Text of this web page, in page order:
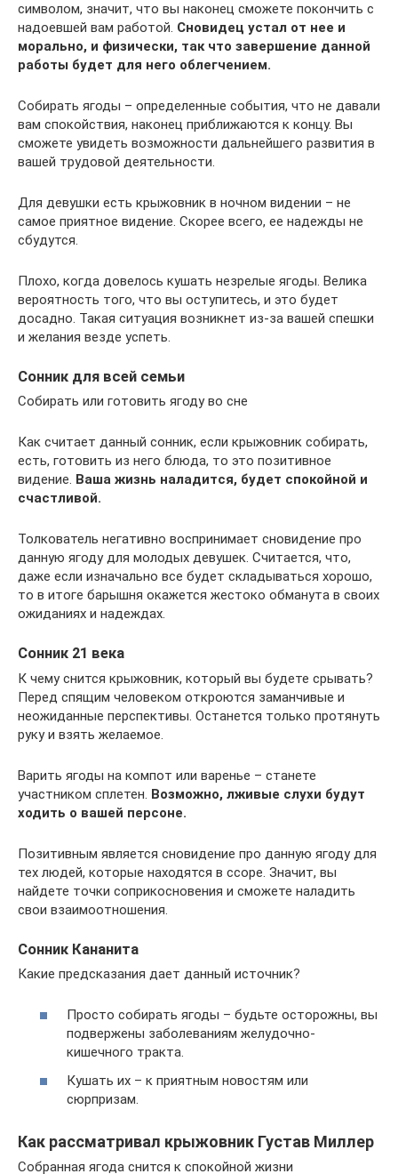
символом, значит, что вы наконец сможете покончить с
надоевшей вам работой. Сновидец устал от нее и
морально, и физически, так что завершение данной
работы будет для него облегчением.
Собирать ягоды – определенные события, что не давали
вам спокойствия, наконец приближаются к концу. Вы
сможете увидеть возможности дальнейшего развития в
вашей трудовой деятельности.
Для девушки есть крыжовник в ночном видении – не
самое приятное видение. Скорее всего, ее надежды не
сбудутся.
Плохо, когда довелось кушать незрелые ягоды. Велика
вероятность того, что вы оступитесь, и это будет
досадно. Такая ситуация возникнет из-за вашей спешки
и желания везде успеть.
Сонник для всей семьи
Собирать или готовить ягоду во сне
Как считает данный сонник, если крыжовник собирать,
есть, готовить из него блюда, то это позитивное
видение. Ваша жизнь наладится, будет спокойной и
счастливой.
Толкователь негативно воспринимает сновидение про
данную ягоду для молодых девушек. Считается, что,
даже если изначально все будет складываться хорошо,
то в итоге барышня окажется жестоко обманута в своих
ожиданиях и надеждах.
Сонник 21 века
К чему снится крыжовник, который вы будете срывать?
Перед спящим человеком откроются заманчивые и
неожиданные перспективы. Останется только протянуть
руку и взять желаемое.
Варить ягоды на компот или варенье – станете
участником сплетен. Возможно, лживые слухи будут
ходить о вашей персоне.
Позитивным является сновидение про данную ягоду для
тех людей, которые находятся в ссоре. Значит, вы
найдете точки соприкосновения и сможете наладить
свои взаимоотношения.
Сонник Кананита
Какие предсказания дает данный источник?
Просто собирать ягоды – будьте осторожны, вы
подвержены заболеваниям желудочно-
кишечного тракта.
Кушать их – к приятным новостям или
сюрпризам.
Как рассматривал крыжовник Густав Миллер
Собранная ягода снится к спокойной жизни